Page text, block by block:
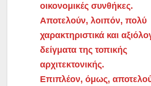
οικονομικές συνθήκες.
Αποτελούν, λοιπόν, πολύ
χαρακτηριστικά και
δείγματα της τοπικής
αρχιτεκτονικής.
Επιπλέον, όμως,